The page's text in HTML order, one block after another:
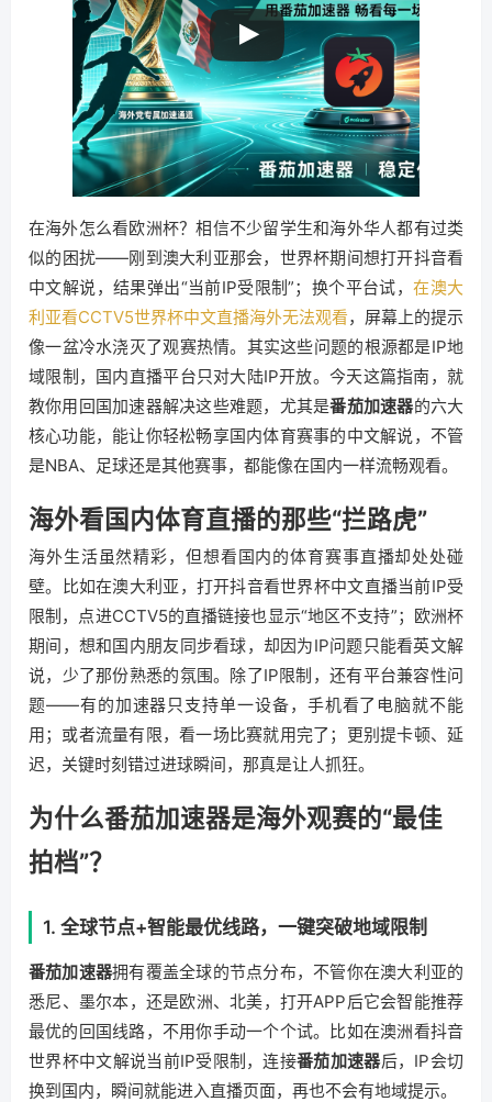
在海外怎么看欧洲杯？相信不少留学生和海外华人都有过类
似的困扰——刚到澳大利亚那会，世界杯期间想打开抖音看
中文解说，结果弹出“当前IP受限制”；换个平台试，在澳大
利亚看CCTV5世界杯中文直播海外无法观看，屏幕上的提示
像一盆冷水浇灭了观赛热情。其实这些问题的根源都是IP地
域限制，国内直播平台只对大陆IP开放。今天这篇指南，就
教你用回国加速器解决这些难题，尤其是番茄加速器的六大
核心功能，能让你轻松畅享国内体育赛事的中文解说，不管
是NBA、足球还是其他赛事，都能像在国内一样流畅观看。
海外看国内体育直播的那些“拦路虎”
海外生活虽然精彩，但想看国内的体育赛事直播却处处碰
壁。比如在澳大利亚，打开抖音看世界杯中文直播当前IP受
限制，点进CCTV5的直播链接也显示“地区不支持”；欧洲杯
期间，想和国内朋友同步看球，却因为IP问题只能看英文解
说，少了那份熟悉的氛围。除了IP限制，还有平台兼容性问
题——有的加速器只支持单一设备，手机看了电脑就不能
用；或者流量有限，看一场比赛就用完了；更别提卡顿、延
迟，关键时刻错过进球瞬间，那真是让人抓狂。
为什么番茄加速器是海外观赛的“最佳
拍档”？
1. 全球节点+智能最优线路，一键突破地域限制
番茄加速器拥有覆盖全球的节点分布，不管你在澳大利亚的
悉尼、墨尔本，还是欧洲、北美，打开APP后它会智能推荐
最优的回国线路，不用你手动一个个试。比如在澳洲看抖音
世界杯中文解说当前IP受限制，连接番茄加速器后，IP会切
换到国内，瞬间就能进入直播页面，再也不会有地域提示。